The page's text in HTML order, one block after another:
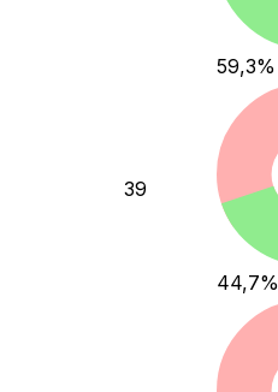
59,3%
39
44,7%